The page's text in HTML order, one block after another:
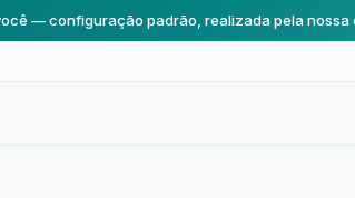
— configuração padrão, realizada pela nossa